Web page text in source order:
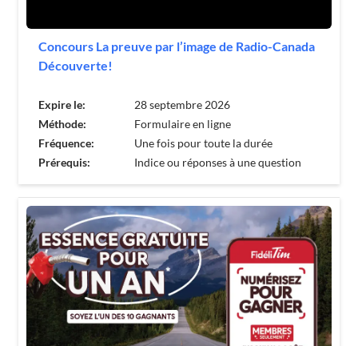
Concours La preuve par l’image de Radio-Canada
Découverte!
Expire le:
28 septembre 2026
Méthode:
Formulaire en ligne
Fréquence:
Une fois pour toute la durée
Prérequis:
Indice ou réponses à une question